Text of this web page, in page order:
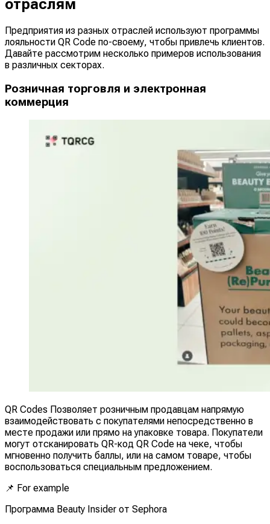
отраслям
Предприятия из разных отраслей используют программы
лояльности QR Code по-своему, чтобы привлечь клиентов.
Давайте рассмотрим несколько примеров использования
в различных секторах.
Розничная торговля и электронная
коммерция
QR Codes Позволяет розничным продавцам напрямую
взаимодействовать с покупателями непосредственно в
месте продажи или прямо на упаковке товара. Покупатели
могут отсканировать QR-код QR Code на чеке, чтобы
мгновенно получить баллы, или на самом товаре, чтобы
воспользоваться специальным предложением.
📌 For example
Программа Beauty Insider от Sephora